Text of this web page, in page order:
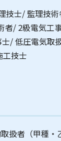
技士/ 監理技
者/ 2級電気工
/ 低圧電気取
技士
扱者（甲種・